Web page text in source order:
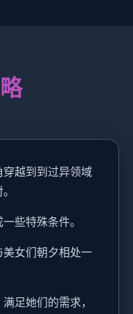
越到到过异领域
些特殊条件。
美女们朝夕相处一
足她们的需求，